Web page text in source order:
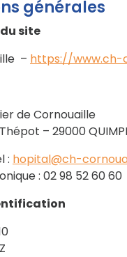
générales
site
– https://www.ch-
de Cornouaille
– 29000
: hopital@ch-
: 02 98 52 60 60